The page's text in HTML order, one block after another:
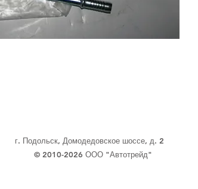
г. Подольск, Домодедовское шоссе, д. 2
© 2010-2026 ООО "Автотрейд"